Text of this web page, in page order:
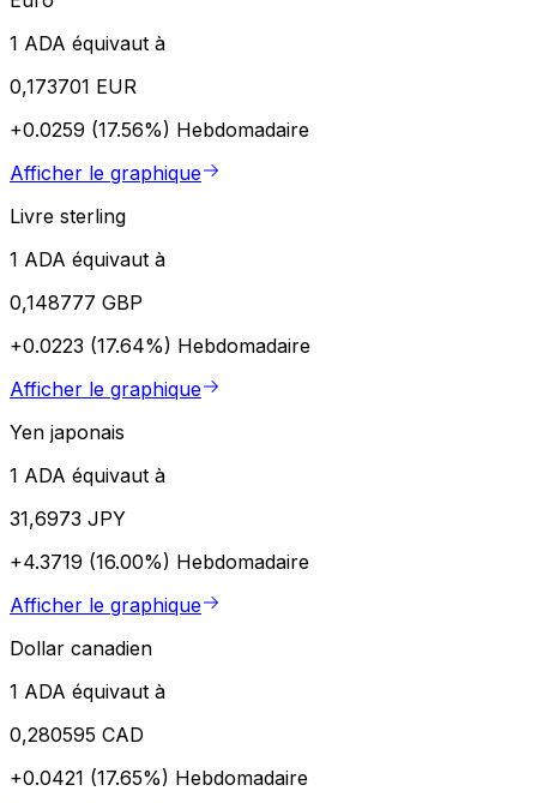
1 ADA équivaut à
0,173701 EUR
+0.0259 (17.56%) Hebdomadaire
Afficher le graphique
Livre sterling
1 ADA équivaut à
0,148777 GBP
+0.0223 (17.64%) Hebdomadaire
Afficher le graphique
Yen japonais
1 ADA équivaut à
31,6973 JPY
+4.3719 (16.00%) Hebdomadaire
Afficher le graphique
Dollar canadien
1 ADA équivaut à
0,280595 CAD
+0.0421 (17.65%) Hebdomadaire